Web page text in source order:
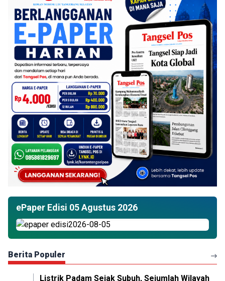
ePaper Edisi 05 Agustus 2026
Berita Populer
Listrik Padam Sejak Subuh, Sejumlah Wilayah